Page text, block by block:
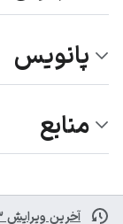
پانویس
منابع
آخرین ویرایش ۳ ماه پیش